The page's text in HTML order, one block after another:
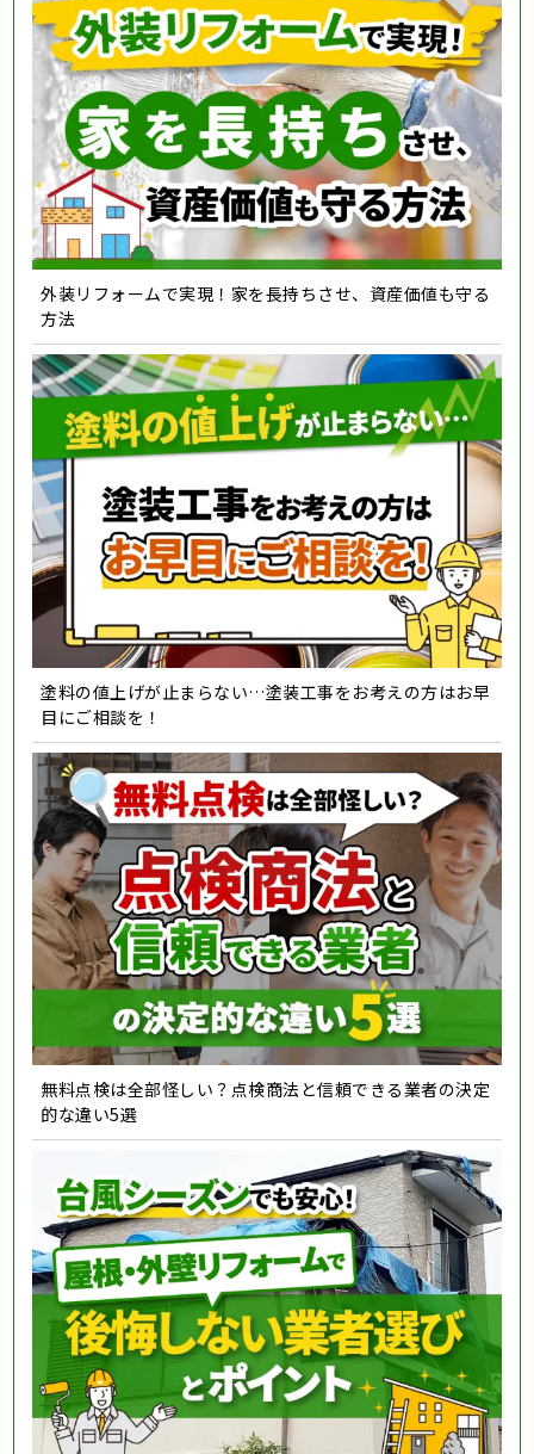
外装リフォームで実現！家を長持ちさせ、資産価値も守る
方法
塗料の値上げが止まらない…塗装工事をお考えの方はお早
目にご相談を！
無料点検は全部怪しい？点検商法と信頼できる業者の決定
的な違い5選